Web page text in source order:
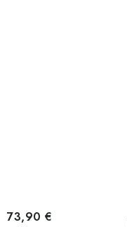
73,90 €